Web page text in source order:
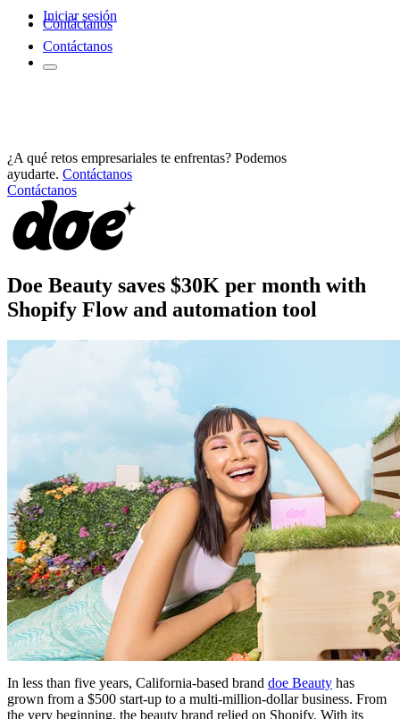
Iniciar sesión
Contáctanos
Contáctanos
¿A qué retos empresariales te enfrentas? Podemos
ayudarte. Contáctanos
Contáctanos
Doe Beauty saves $30K per month with
Shopify Flow and automation tool
In less than five years, California-based brand doe Beauty has
grown from a $500 start-up to a multi-million-dollar business. From
the very beginning, the beauty brand relied on Shopify. With its